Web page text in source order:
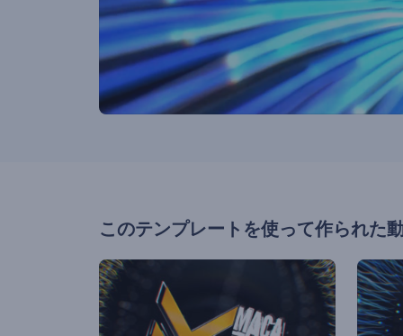
このテンプレートを使って作られた